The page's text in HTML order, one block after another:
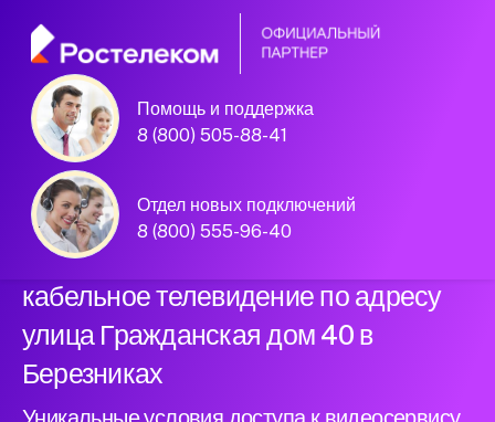
Помощь и поддержка
8 (800) 505-88-41
Отдел новых подключений
8 (800) 555-96-40
Официальный
партнер Ростелеком
Подключили новый интернет и
кабельное телевидение по адресу
улица Гражданская дом 40 в
Березниках